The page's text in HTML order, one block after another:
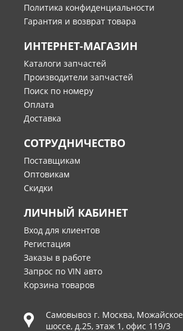
Политика конфиденциальности
Гарантия и возврат товара
ИНТЕРНЕТ-МАГАЗИН
Каталоги запчастей
Производители запчастей
Поиск по номеру
Оплата
Доставка
СОТРУДНИЧЕСТВО
Поставщикам
Оптовикам
Скидки
ЛИЧНЫЙ КАБИНЕТ
Вход для клиентов
Регистация
Заказы в работе
Запрос по VIN авто
Корзина товаров
Самовывоз г. Москва, Можайское
шоссе, д.25, этаж 1, офис 119/3